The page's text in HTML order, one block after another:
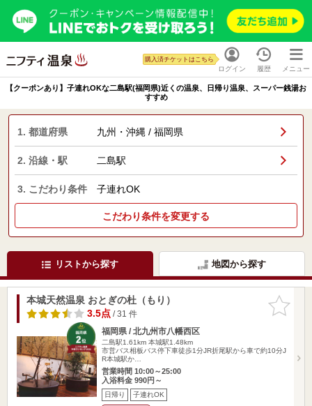
ログイン
購入済チケットはこちら
履歴 メニュー
【クーポンあり】子連れOKな二島駅(福岡県)近くの温泉、日帰り温泉、スーパー銭湯お
すすめ
1. 都道府県 九州・沖縄 / 福岡県
2. 沿線・駅 二島駅
3. こだわり条件 子連れOK
こだわり条件を変更する
リストから探す 地図から探す
お気に入
りに追加
本城天然温泉 おとぎの杜（もり）
3.5点/ 31 件
福岡県 / 北九州市八幡西区
二島駅1.61km 本城駅1.48km
市営バス相板バス停下車徒歩1分JR折尾駅から車で約10分J
R本城駅か…
営業時間 10:00～25:00
入浴料金 990円～
日帰り 子連れOK